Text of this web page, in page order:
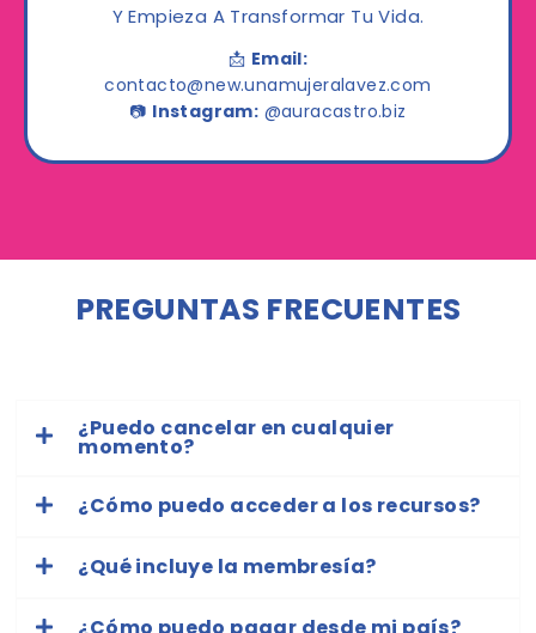
Y Empieza A Transformar Tu Vida.
📩 Email:
contacto@new.unamujeralavez.com
📷 Instagram: @auracastro.biz
PREGUNTAS FRECUENTES
¿Puedo cancelar en cualquier
momento?
¿Cómo puedo acceder a los recursos?
¿Qué incluye la membresía?